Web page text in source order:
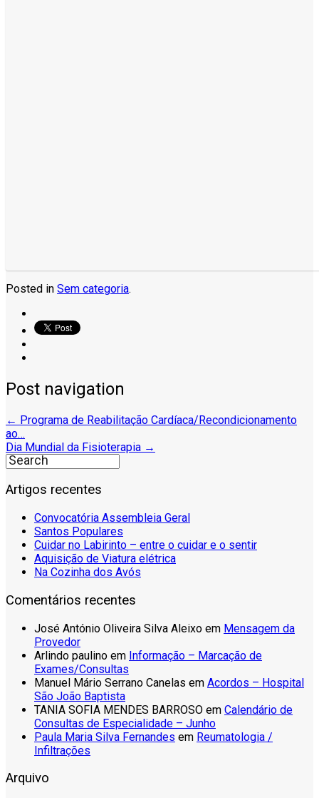
Posted in Sem categoria.
Post navigation
← Programa de Reabilitação Cardíaca/Recondicionamento
ao…
Dia Mundial da Fisioterapia →
Artigos recentes
Convocatória Assembleia Geral
Santos Populares
Cuidar no Labirinto – entre o cuidar e o sentir
Aquisição de Viatura elétrica
Na Cozinha dos Avós
Comentários recentes
José António Oliveira Silva Aleixo em Mensagem da
Provedor
Arlindo paulino em Informação – Marcação de
Exames/Consultas
Manuel Mário Serrano Canelas em Acordos – Hospital
São João Baptista
TANIA SOFIA MENDES BARROSO em Calendário de
Consultas de Especialidade – Junho
Paula Maria Silva Fernandes em Reumatologia /
Infiltrações
Arquivo